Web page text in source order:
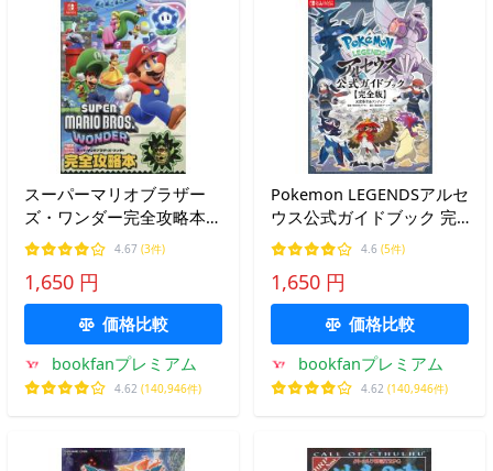
スーパーマリオブラザー
ズ・ワンダー完全攻略本/
ニンテンドードリーム編集
部
4.67 (3件)
1,650 円
価格比較
bookfanプレミアム
4.62 (140,946件)
Pokemon LEGENDSアルセ
ウス公式ガイドブック 完
全版/元宮秀介/ワンナップ/
ポケモン
4.6 (5件)
1,650 円
価格比較
bookfanプレミアム
4.62 (140,946件)